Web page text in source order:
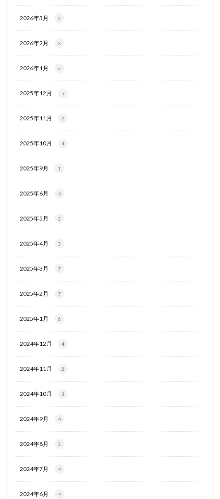
2026年3月 2
2026年2月 3
2026年1月 6
2025年12月 5
2025年11月 2
2025年10月 4
2025年9月 1
2025年6月 4
2025年5月 2
2025年4月 3
2025年3月 7
2025年2月 7
2025年1月 6
2024年12月 4
2024年11月 2
2024年10月 3
2024年9月 4
2024年8月 3
2024年7月 4
2024年6月 4